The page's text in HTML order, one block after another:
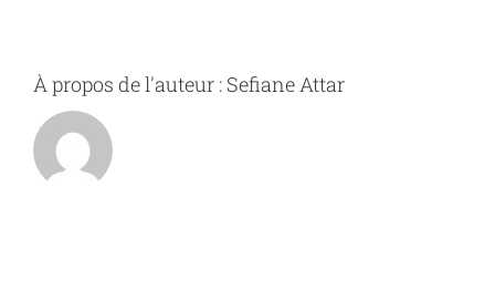
À propos de l'auteur : Sefiane Attar